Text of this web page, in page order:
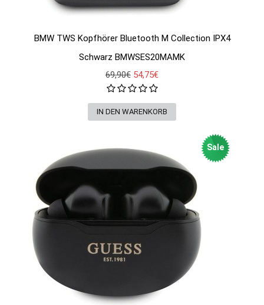
BMW TWS Kopfhörer Bluetooth M Collection IPX4
Schwarz BMWSES20MAMK
69,90€ 54,75€
Sale